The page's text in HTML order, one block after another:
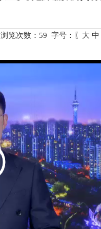
览次数： 59 字号：〖 大 中